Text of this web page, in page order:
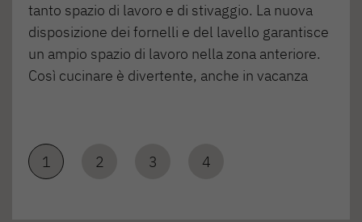
tanto spazio di lavoro e di stivaggio. La nuova
disposizione dei fornelli e del lavello garantisce
un ampio spazio di lavoro nella zona anteriore.
Così cucinare è divertente, anche in vacanza
1 2 3 4